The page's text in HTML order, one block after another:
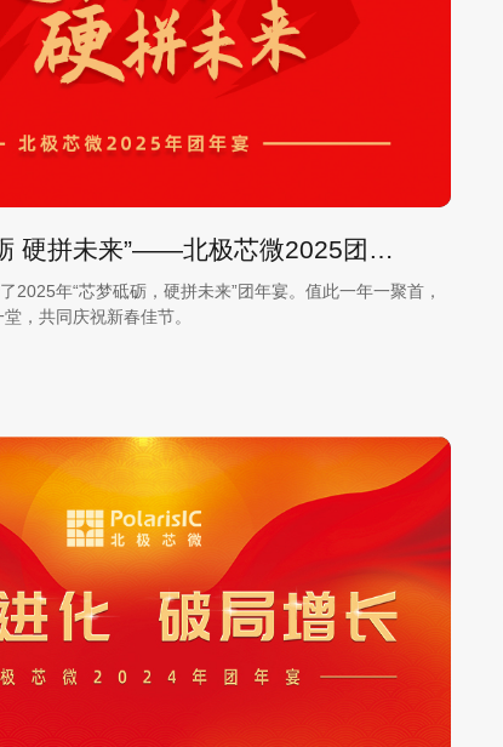
“芯梦砥砺 硬拼未来”——北极芯微2025团年宴圆满举行
2025年“芯梦砥砺，硬拼未来”团年宴。值此一年一聚首，
，共同庆祝新春佳节。